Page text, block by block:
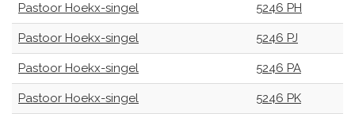
Pastoor Hoekx-singel 5246 PH
Pastoor Hoekx-singel 5246 PJ
Pastoor Hoekx-singel 5246 PA
Pastoor Hoekx-singel 5246 PK